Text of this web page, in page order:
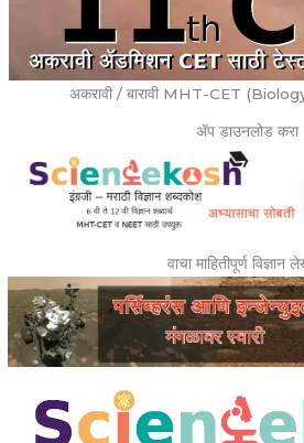
अकरावी / बारावी MHT-CET
ॲप डाउनलोड करा
वाचा माहितीपूर्ण विज्ञान